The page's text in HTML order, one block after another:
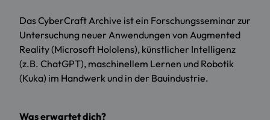
Das CyberCraft Archive ist ein Forschungsseminar zur
Untersuchung neuer Anwendungen von Augmented
Reality (Microsoft Hololens), künstlicher Intelligenz
(z.B. ChatGPT), maschinellem Lernen und Robotik
(Kuka) im Handwerk und in der Bauindustrie.
Was erwartet dich?